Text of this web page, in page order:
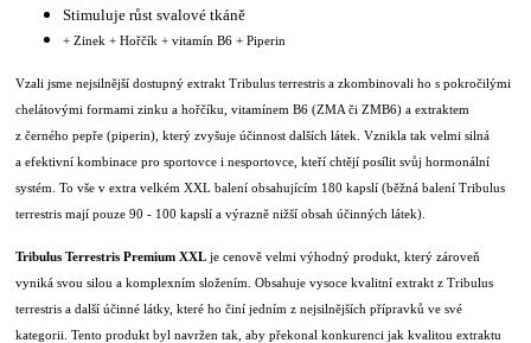
Stimuluje růst svalové tkáně
+ Zinek + Hořčík + vitamín B6 + Piperin
Vzali jsme nejsilnější dostupný extrakt Tribulus terrestris a zkombinovali ho s pokročilými
chelátovými formami zinku a hořčíku, vitamínem B6 (ZMA či ZMB6) a extraktem
z černého pepře (piperin), který zvyšuje účinnost dalších látek. Vznikla tak velmi silná
a efektivní kombinace pro sportovce i nesportovce, kteří chtějí posílit svůj hormonální
systém. To vše v extra velkém XXL balení obsahujícím 180 kapslí (běžná balení Tribulus
terrestris mají pouze 90 - 100 kapslí a výrazně nižší obsah účinných látek).
Tribulus Terrestris Premium XXL je cenově velmi výhodný produkt, který zároveň
vyniká svou silou a komplexním složením. Obsahuje vysoce kvalitní extrakt z Tribulus
terrestris a další účinné látky, které ho činí jedním z nejsilnějších přípravků ve své
kategorii. Tento produkt byl navržen tak, aby překonal konkurenci jak kvalitou extraktu